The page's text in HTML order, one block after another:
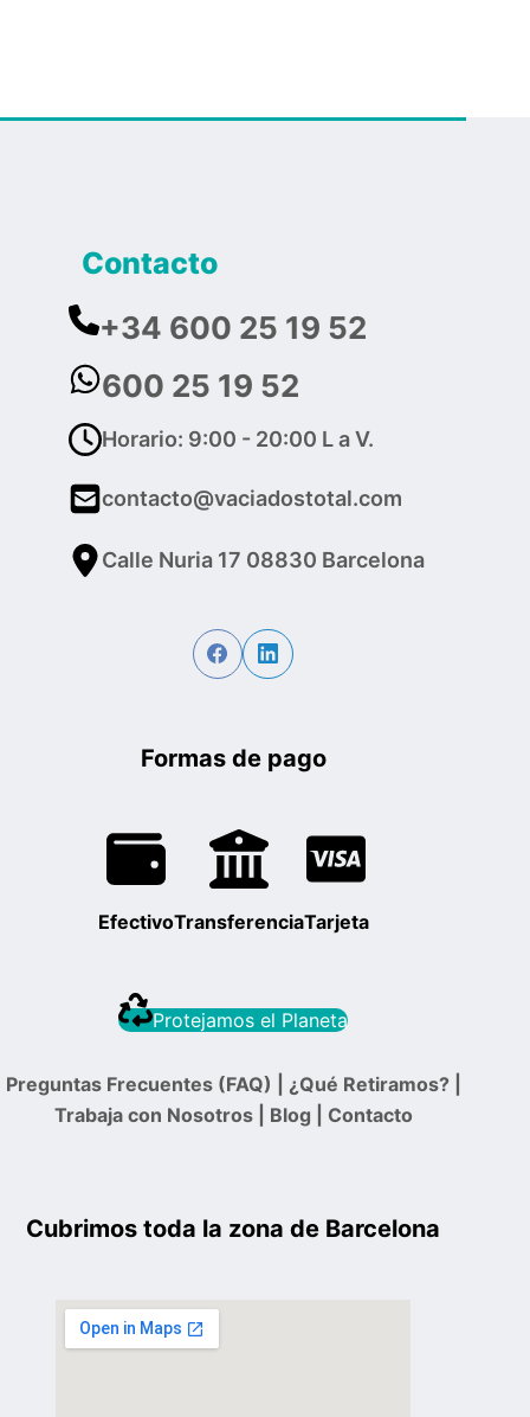
Contacto
+34 600 25 19 52
600 25 19 52
Horario: 9:00 - 20:00 L a V.
contacto@vaciadostotal.com
Calle Nuria 17 08830 Barcelona
Formas de pago
EfectivoTransferenciaTarjeta
Protejamos el Planeta
Preguntas Frecuentes (FAQ) ¿Qué Retiramos?|
Trabaja con Nosotros| Blog Contacto
Cubrimos toda la zona de Barcelona